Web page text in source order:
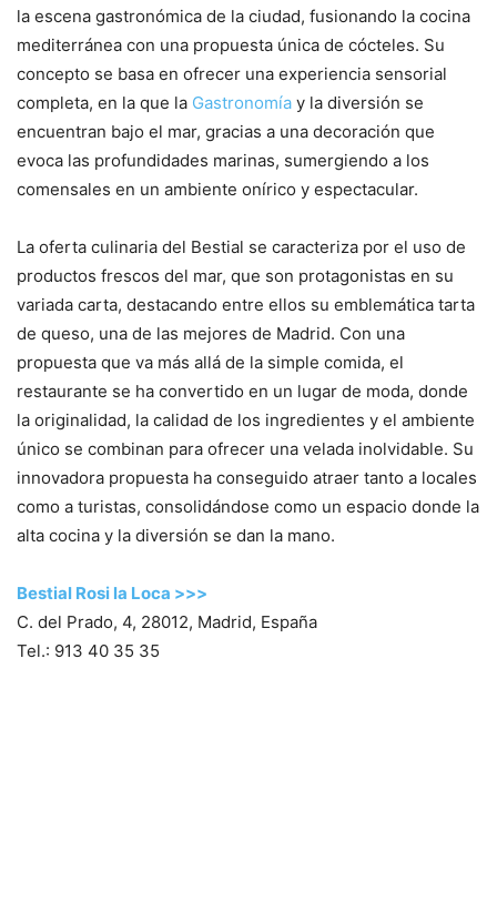
la escena gastronómica de la ciudad, fusionando la cocina
mediterránea con una propuesta única de cócteles. Su
concepto se basa en ofrecer una experiencia sensorial
completa, en la que la Gastronomía y la diversión se
encuentran bajo el mar, gracias a una decoración que
evoca las profundidades marinas, sumergiendo a los
comensales en un ambiente onírico y espectacular.
La oferta culinaria del Bestial se caracteriza por el uso de
productos frescos del mar, que son protagonistas en su
variada carta, destacando entre ellos su emblemática tarta
de queso, una de las mejores de Madrid. Con una
propuesta que va más allá de la simple comida, el
restaurante se ha convertido en un lugar de moda, donde
la originalidad, la calidad de los ingredientes y el ambiente
único se combinan para ofrecer una velada inolvidable. Su
innovadora propuesta ha conseguido atraer tanto a locales
como a turistas, consolidándose como un espacio donde la
alta cocina y la diversión se dan la mano.
Bestial Rosi la Loca >>>
C. del Prado, 4, 28012, Madrid, España
Tel.: 913 40 35 35